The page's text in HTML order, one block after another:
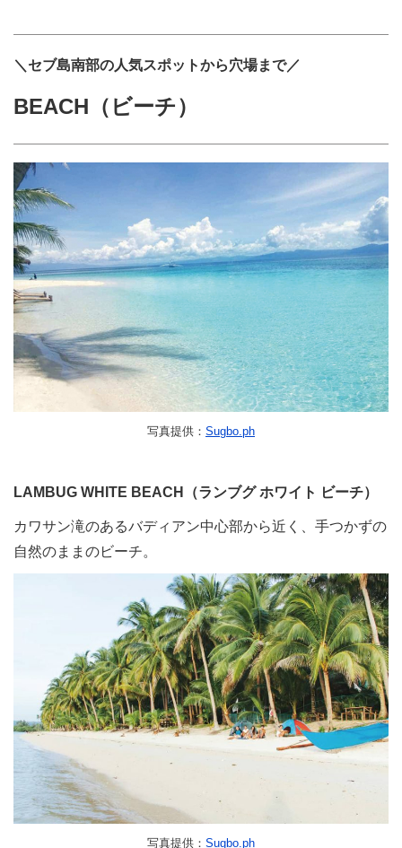
＼セブ島南部の人気スポットから穴場まで／
BEACH（ビーチ）
写真提供： Sugbo.ph
LAMBUG WHITE BEACH（ランブグ ホワイト ビーチ）
カワサン滝のあるバディアン中心部から近く、手つかずの
自然のままのビーチ。
写真提供： Sugbo.ph